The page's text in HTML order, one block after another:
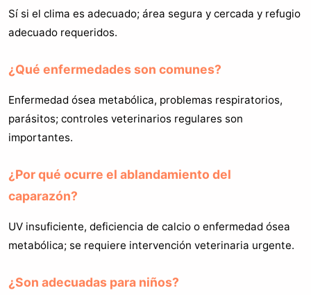
Sí si el clima es adecuado; área segura y cercada y refugio
adecuado requeridos.
¿Qué enfermedades son comunes?
Enfermedad ósea metabólica, problemas respiratorios,
parásitos; controles veterinarios regulares son
importantes.
¿Por qué ocurre el ablandamiento del
caparazón?
UV insuficiente, deficiencia de calcio o enfermedad ósea
metabólica; se requiere intervención veterinaria urgente.
¿Son adecuadas para niños?